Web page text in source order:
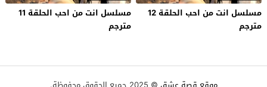
مسلسل انت من احب الحلقة 12
مترجم
مسلسل انت من احب الحلقة 11
مترجم